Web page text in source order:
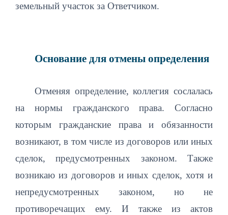
земельный участок за Ответчиком.
Основание для отмены определения
Отменяя определение, коллегия сослалась
на нормы гражданского права. Согласно
которым гражданские права и обязанности
возникают, в том числе из договоров или иных
сделок, предусмотренных законом. Также
возникаю из договоров и иных сделок, хотя и
непредусмотренных законом, но не
противоречащих ему. И также из актов